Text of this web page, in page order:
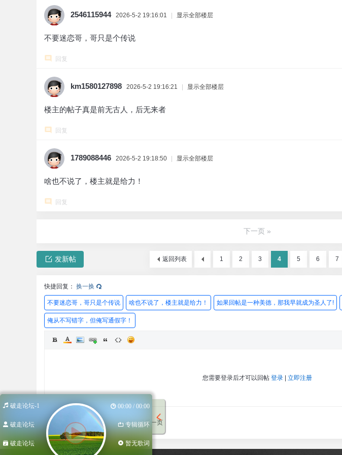
2546115944 2026-5-2 19:16:01 显示全部楼层
不要迷恋哥，哥只是个传说
回复
km1580127898 2026-5-2 19:16:21 显示全部楼层
楼主的帖子真是前无古人，后无来者
回复
1789088446 2026-5-2 19:18:50 显示全部楼层
啥也不说了，楼主就是给力！
回复
下一页 »
1 2 3 4 5 6 7
返回列表
发新帖
快捷回复： 换一换
不要迷恋哥，哥只是个传说 啥也不说了，楼主就是给力！ 如果回帖是一种美德，那我早就成为圣人了!
俺从不写错字，但俺写通假字！
您需要登录后才可以回帖 登录 立即注册
发表回复 回帖后跳转到最后一页
破走论坛-1 00:00 / 00:00
破走论坛 专辑循环
破走论坛 暂无歌词